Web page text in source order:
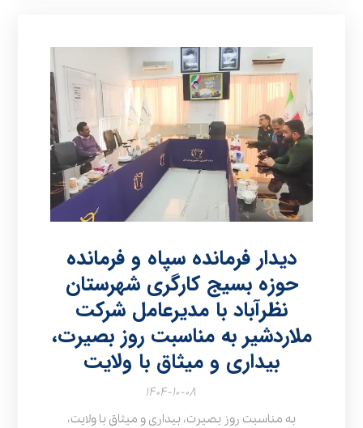
دیدار فرمانده سپاه و فرمانده
حوزه بسیج کارگری شهرستان
نظرآباد با مدیرعامل شرکت
ملاردشیر به مناسبت روز بصیرت،
بیداری و میثاق با ولایت
۱۴۰۴-۱۰-۰۸
به مناسبت روز بصیرت، بیداری و میثاق با ولایت،